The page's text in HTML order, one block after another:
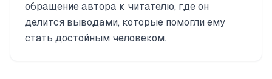
обращение автора к читателю, где он
делится выводами, которые помогли ему
стать достойным человеком.